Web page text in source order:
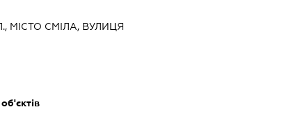
МІСТО СМІЛА, ВУЛИЦЯ